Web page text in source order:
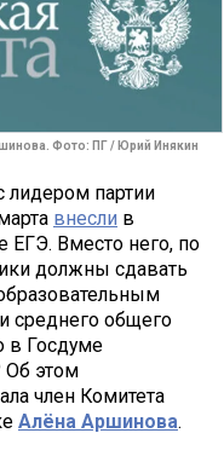
Фото: ПГ / Юрий Инякин
лидером партии
внесли в
ЕГЭ. Вместо него, по
должны сдавать
среднего общего
в Госдуме
Об этом
член Комитета
Алёна Аршинова.